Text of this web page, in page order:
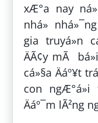
xÆ°a nay
nhá»
gia truyá»n
ÄÃ¢y mÃ
cá»§a Äáº¥t
con
Äáº¯m lÃ²ng